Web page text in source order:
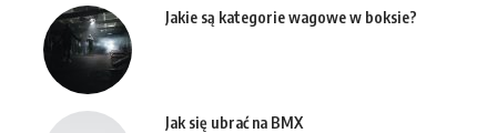
Jakie są kategorie wagowe w boksie?
Jak się ubrać na BMX